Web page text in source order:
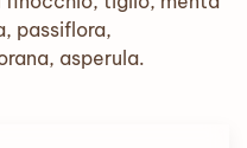
passiflora,
asperula.